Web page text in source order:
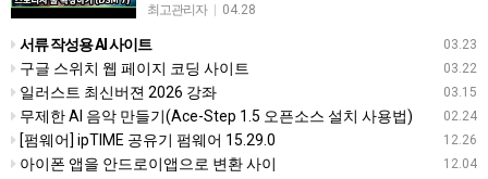
최고관리자 04.28
03.23
서류 작성용 AI 사이트
03.22
구글 스위치 웹 페이지 코딩 사이트
03.15
일러스트 최신버젼 2026 강좌
02.24
무제한 AI 음악 만들기(Ace-Step 1.5 오픈소스 설치 사용법)
12.26
[펌웨어] ipTIME 공유기 펌웨어 15.29.0
12.04
아이폰 앱을 안드로이앱으로 변환 사이